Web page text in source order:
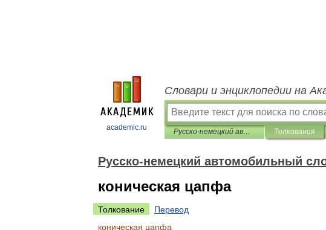
academic.ru
Словари и энциклопедии на
Русско-немецкий автомобильный словарь Толкования
Русско-немецкий автомобильный
коническая цапфа
Толкование
Перевод
коническая цапфа